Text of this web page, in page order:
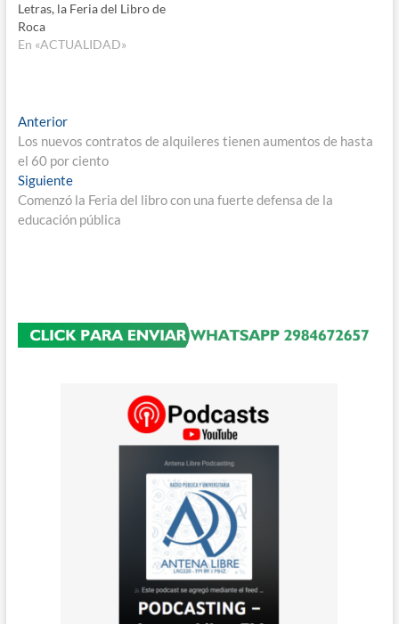
Letras, la Feria del Libro de
Roca
En «ACTUALIDAD»
Navegación
de
entradas
AnteriorEntrada
anterior:
Los nuevos contratos de alquileres tienen aumentos de hasta
el 60 por ciento
SiguienteEntrada
siguiente:
Comenzó la Feria del libro con una fuerte defensa de la
educación pública